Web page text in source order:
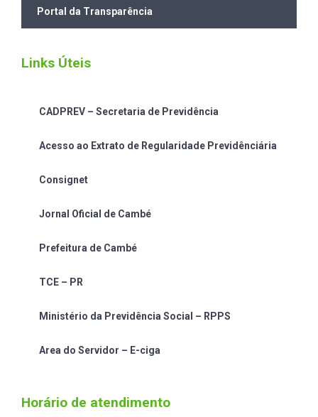
Portal da Transparência
Links Úteis
CADPREV – Secretaria de Previdência
Acesso ao Extrato de Regularidade Previdênciária
Consignet
Jornal Oficial de Cambé
Prefeitura de Cambé
TCE – PR
Ministério da Previdência Social – RPPS
Area do Servidor – E-ciga
Horário de atendimento